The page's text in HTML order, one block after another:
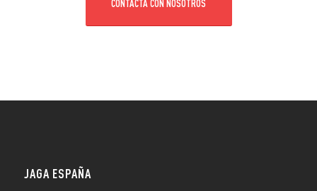
CONTACTA CON NOSOTROS
JAGA ESPAÑA